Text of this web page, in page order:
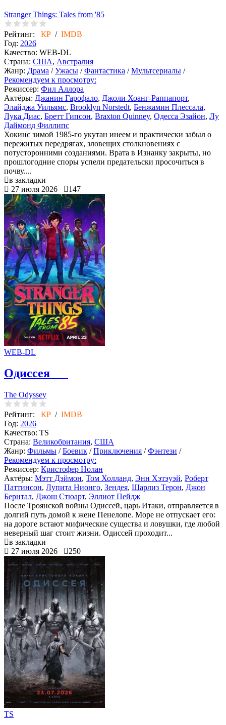
Stranger Things: Tales from '85
Рейтинг: КР / IMDB
Год: 2026
Качество: WEB-DL
Страна: США, Австралия
Жанр: Драма /Ужасы /Фантастика /Мультсериалы /
Рекомендуем к просмотру:
Режиссер: Фил Аллора
Актёры: Джанин Гарофало, Джоли Хоанг-Раппапорт,
Элайджа Уильямс, Brooklyn Norstedt, Бенжамин Плессала,
Лука Диас, Бретт Гипсон, Braxton Quinney, Одесса Эзайон, Лу
Даймонд Филлипс
Хокинс зимой 1985-го укутан инеем и практически забыл о
пережитых передрягах, зловещих столкновениях с
потусторонними созданиями. Врата в Изнанку закрыты, но
прошлогодние споры успели предательски просочиться в
почву....
в закладки
27 июля 2026
147
WEB-DL
Одиссея
The Odyssey
Рейтинг: КР / IMDB
Год: 2026
Качество: TS
Страна: Великобритания, США
Жанр: Фильмы /Боевик /Приключения /Фэнтези /
Рекомендуем к просмотру:
Режиссер: Кристофер Нолан
Актёры: Мэтт Дэймон, Том Холланд, Энн Хэтэуэй, Роберт
Паттинсон, Лупита Нионго, Зендея, Шарлиз Терон, Джон
Бернтал, Джош Стюарт, Эллиот Пейдж
После Троянской войны Одиссей, царь Итаки, отправляется в
долгий путь домой к жене Пенелопе. Море не отпускает его:
на дороге встают мифические существа и ловушки, где любой
неверный шаг стоит жизни. Одиссей проходит...
в закладки
27 июля 2026
250
TS